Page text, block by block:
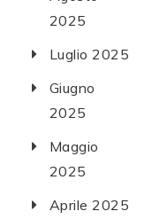
2025
Luglio 2025
Giugno
2025
Maggio
2025
Aprile 2025